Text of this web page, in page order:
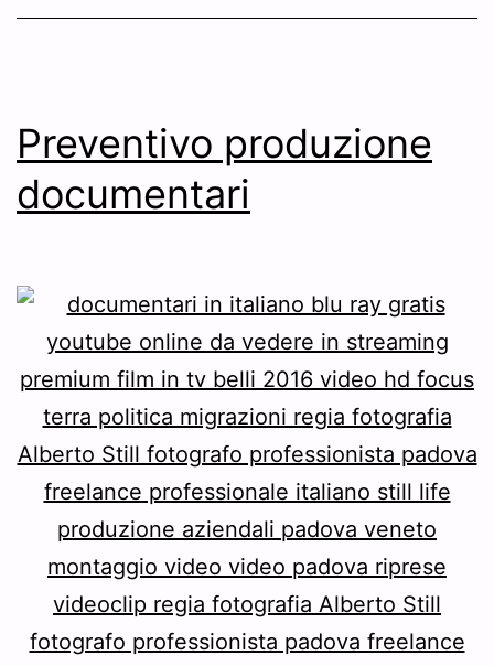
Preventivo produzione
documentari